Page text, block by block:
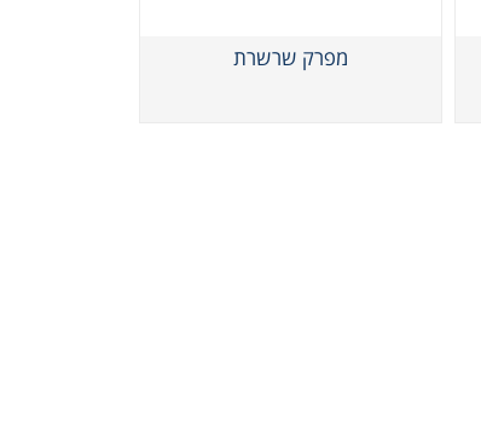
מפרק שרשרת